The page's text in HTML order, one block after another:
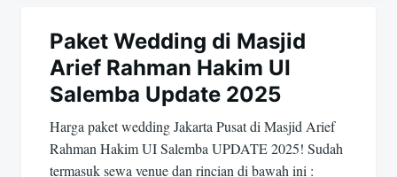
posPaket Wedding di Masjid
Arief Rahman Hakim UI
Salemba Update 2025
Harga paket wedding Jakarta Pusat di Masjid Arief
Rahman Hakim UI Salemba UPDATE 2025! Sudah
termasuk sewa venue dan rincian di bawah ini :